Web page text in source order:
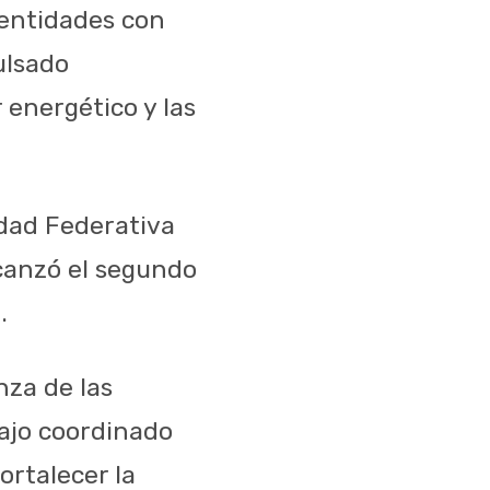
con
y las
Federativa
el segundo
de las
coordinado
la